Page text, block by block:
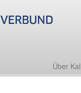
Über